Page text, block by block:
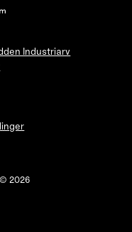
Industriarv
© 2026